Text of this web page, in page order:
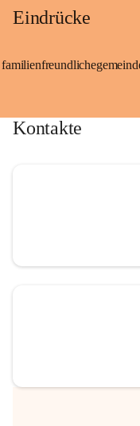
Eindrücke
Kontakte